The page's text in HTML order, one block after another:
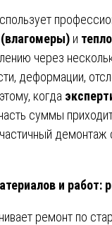
и
через
деформации,
когда
суммы
демонтаж
и работ:
ремонт по